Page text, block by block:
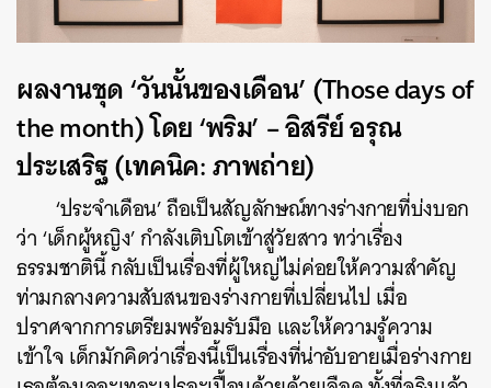
ผลงานชุด ‘วันนั้นของเดือน’ (Those days of
the month) โดย ‘พริม’ – อิสรีย์ อรุณ
ประเสริฐ (เทคนิค: ภาพถ่าย)
‘ประจำเดือน’ ถือเป็นสัญลักษณ์ทางร่างกายที่บ่งบอก
ว่า ‘เด็กผู้หญิง’ กำลังเติบโตเข้าสู่วัยสาว ทว่าเรื่อง
ธรรมชาตินี้ กลับเป็นเรื่องที่ผู้ใหญ่ไม่ค่อยให้ความสำคัญ
ท่ามกลางความสับสนของร่างกายที่เปลี่ยนไป เมื่อ
ปราศจากการเตรียมพร้อมรับมือ และให้ความรู้ความ
เข้าใจ เด็กมักคิดว่าเรื่องนี้เป็นเรื่องที่น่าอับอายเมื่อร่างกาย
ค้นหา
SHARE TWEET LINE EMAIL